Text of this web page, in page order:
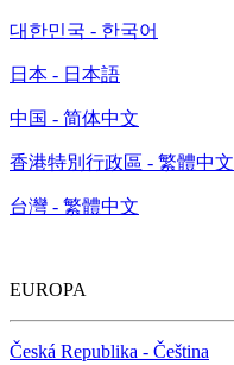
대한민국 - 한국어
日本 - 日本語
中国 - 简体中文
香港特別行政區 - 繁體中文
台灣 - 繁體中文
EUROPA
Česká Republika - Čeština